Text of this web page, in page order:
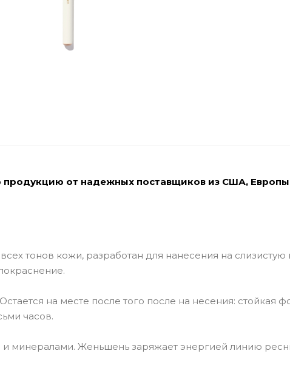
продукцию от надежных поставщиков из США,
тонов кожи, разработан для нанесения на слизистую
на месте после того после на несения: стойкая
часов.
минералами. Женьшень заряжает энергией линию